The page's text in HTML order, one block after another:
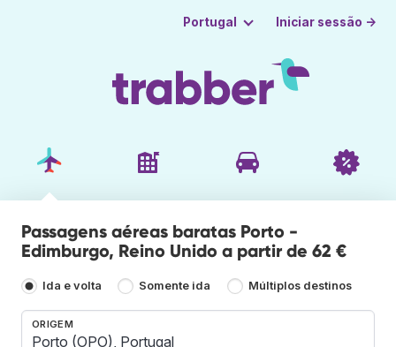
Portugal Iniciar sessão →
Passagens aéreas baratas Porto -
Edimburgo, Reino Unido a partir de 62 €
Ida e volta Somente ida Múltiplos destinos
ORIGEM